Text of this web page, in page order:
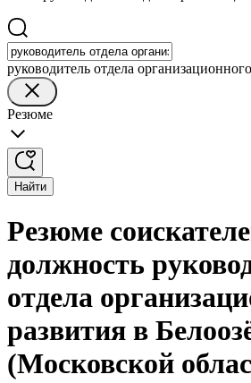
руководитель отдела
Резюме
Найти
Резюме
должность
отдела
развития в
(Московской